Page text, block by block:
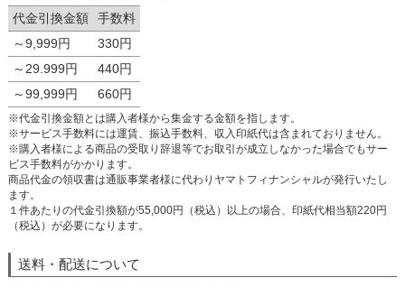
代金引換金額
手数料
～9,999円
330円
～29.999円
440円
～99,999円
660円
※代金引換金額とは購入者様から集金する金額を指します。
※サービス手数料には運賃、振込手数料、収入印紙代は含まれておりません。
※購入者様による商品の受取り辞退等でお取引が成立しなかった場合でもサー
ビス手数料がかかります。
商品代金の領収書は通販事業者様に代わりヤマトフィナンシャルが発行いたし
ます。
１件あたりの代金引換額が55,000円（税込）以上の場合、印紙代相当額220円
（税込）が必要になります。
送料・配送について